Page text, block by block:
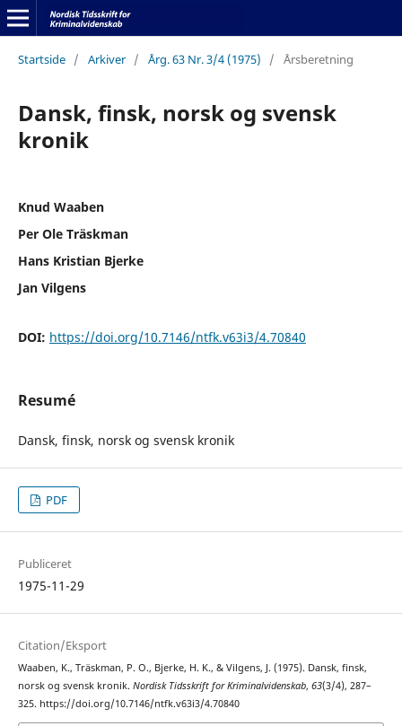
Startside / Arkiver / Årg. 63 Nr. 3/4 (1975) / Årsberetning
Dansk, finsk, norsk og svensk
kronik
Knud Waaben
Per Ole Träskman
Hans Kristian Bjerke
Jan Vilgens
DOI: https://doi.org/10.7146/ntfk.v63i3/4.70840
Resumé
Dansk, finsk, norsk og svensk kronik
PDF
Publiceret
1975-11-29
Citation/Eksport
Waaben, K., Träskman, P. O., Bjerke, H. K., & Vilgens, J. (1975). Dansk, finsk,
norsk og svensk kronik. Nordisk Tidsskrift for Kriminalvidenskab, 63(3/4), 287–
325. https://doi.org/10.7146/ntfk.v63i3/4.70840